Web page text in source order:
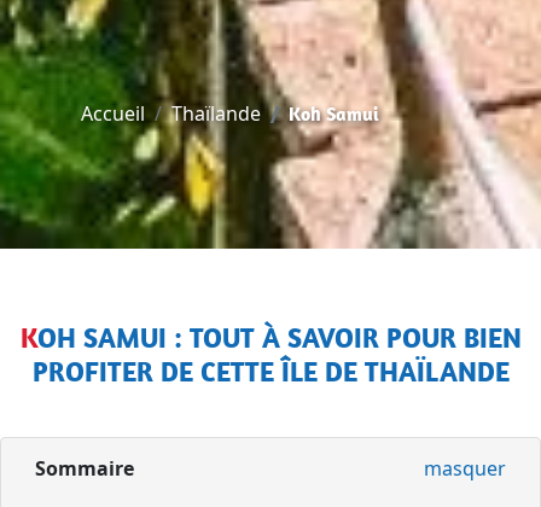
Accueil Thaïlande Koh Samui
KOH SAMUI : TOUT À SAVOIR POUR BIEN
PROFITER DE CETTE ÎLE DE THAÏLANDE
Sommaire masquer